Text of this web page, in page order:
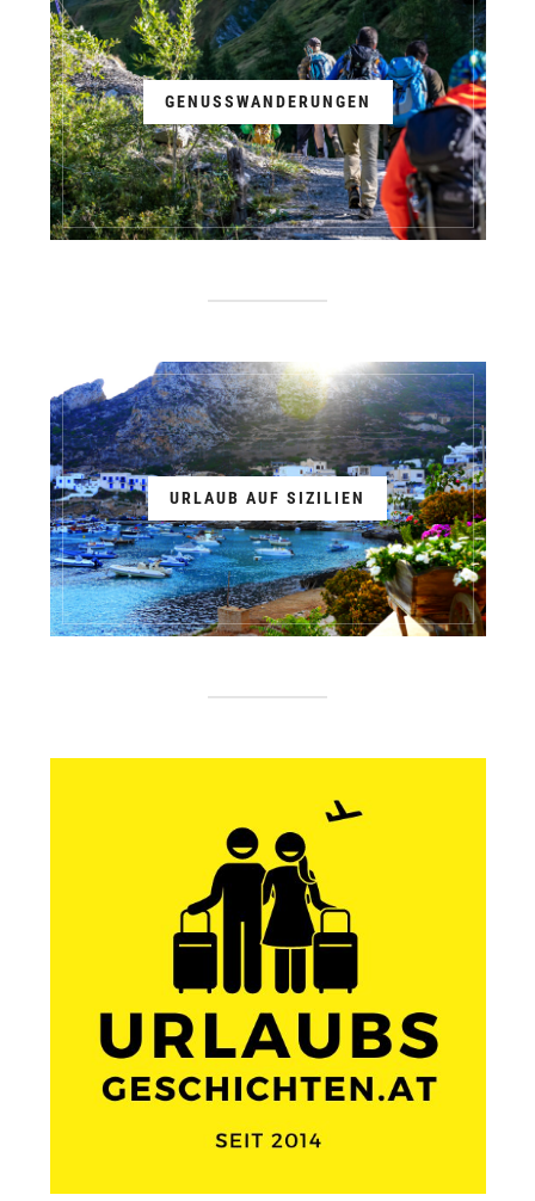
GENUSSWANDERUNGEN
URLAUB AUF SIZILIEN